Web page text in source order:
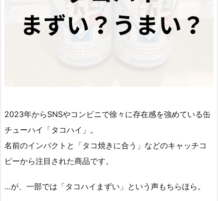
2023年からSNSやコンビニで徐々に存在感を強めている缶
チューハイ「タコハイ」。
名前のインパクトと「タコ焼きに合う」などのキャッチコ
ピーから注目された商品です。
…が、一部では「タコハイまずい」という声もちらほら。